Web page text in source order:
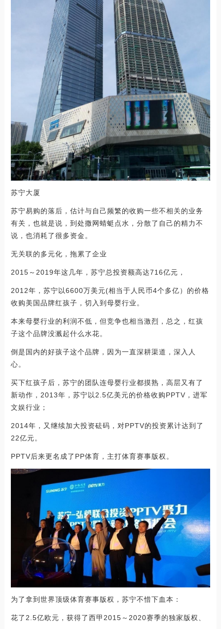
苏宁大厦
苏宁易购的落后，估计与自己频繁的收购一些不相关的业务
有关，也就是说，到处撒网蜻蜓点水，分散了自己的精力不
说，也消耗了很多资金。
无关联的多元化，拖累了企业
2015～2019年这几年，苏宁总投资额高达716亿元，
2012年，苏宁以6600万美元(相当于人民币4个多亿）的价格
收购美国品牌红孩子，切入到母婴行业。
本来母婴行业的利润不低，但竞争也相当激烈，总之，红孩
子这个品牌没溅起什么水花。
倒是国内的好孩子这个品牌，因为一直深耕渠道，深入人
心。
买下红孩子后，苏宁的团队连母婴行业都摸熟，高层又有了
新动作，2013年，苏宁以2.5亿美元的价格收购PPTV，进军
文娱行业；
2014年，又继续加大投资砝码，对PPTV的投资累计达到了
22亿元。
PPTV后来更名成了PP体育，主打体育赛事版权。
为了拿到世界顶级体育赛事版权，苏宁不惜下血本：
花了2.5亿欧元，获得了西甲2015～2020赛季的独家版权、